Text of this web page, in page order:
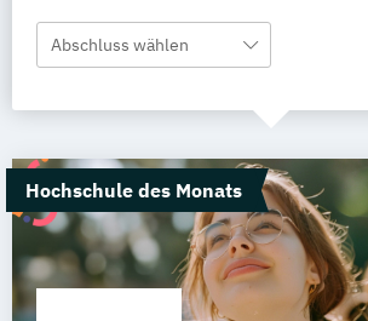
Abschluss wählen
Hochschule des Monats